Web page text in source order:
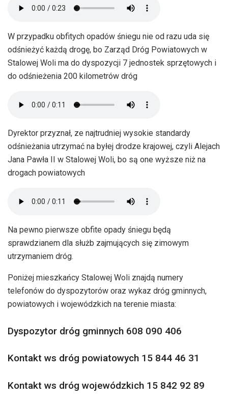
W przypadku obfitych opadów śniegu nie od razu uda się
odśnieżyć każdą drogę, bo Zarząd Dróg Powiatowych w
Stalowej Woli ma do dyspozycji 7 jednostek sprzętowych i
do odśnieżenia 200 kilometrów dróg
Dyrektor przyznał, ze najtrudniej wysokie standardy
odśnieżania utrzymać na byłej drodze krajowej, czyli Alejach
Jana Pawła II w Stalowej Woli, bo są one wyższe niż na
drogach powiatowych
Na pewno pierwsze obfite opady śniegu będą
sprawdzianem dla służb zajmujących się zimowym
utrzymaniem dróg.
Poniżej mieszkańcy Stalowej Woli znajdą numery
telefonów do dyspozytorów oraz wykaz dróg gminnych,
powiatowych i wojewódzkich na terenie miasta:
Dyspozytor dróg gminnych 608 090 406
Kontakt ws dróg powiatowych 15 844 46 31
Kontakt ws dróg wojewódzkich 15 842 92 89